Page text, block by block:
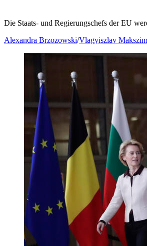
Die Staats- und Regierungschefs der EU
Alexandra Brzozowski/Vlagyiszlav